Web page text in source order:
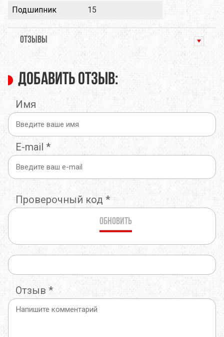
Подшипник 15
ОТЗЫВЫ
Добавить отзыв:
Имя
E-mail *
Проверочный код *
Обновить
Отзыв *